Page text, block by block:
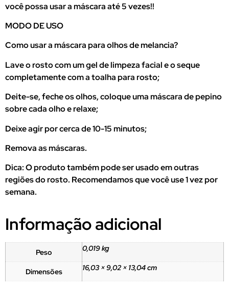
você possa usar a máscara até 5 vezes!!
MODO DE USO
Como usar a máscara para olhos de melancia?
Lave o rosto com um gel de limpeza facial e o seque
completamente com a toalha para rosto;
Deite-se, feche os olhos, coloque uma máscara de pepino
sobre cada olho e relaxe;
Deixe agir por cerca de 10-15 minutos;
Remova as máscaras.
Dica: O produto também pode ser usado em outras
regiões do rosto. Recomendamos que você use 1 vez por
semana.
Informação adicional
Peso 0,019 kg
Dimensões 16,03 × 9,02 × 13,04 cm